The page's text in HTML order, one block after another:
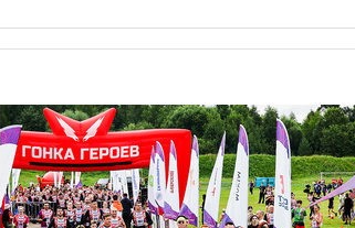
РЛС для Белгородской
области
отказал Украине в
использовании Starlink для
атак вглубь РФ
вчера, 21:35После пожара на
складе в Брянске возбудили
уголовное дело